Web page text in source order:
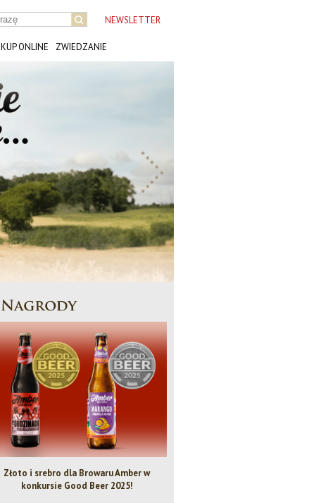
NEWSLETTER
KUP ONLINE ZWIEDZANIE
Złoto i srebro dla Browaru Amber w
konkursie Good Beer 2025!